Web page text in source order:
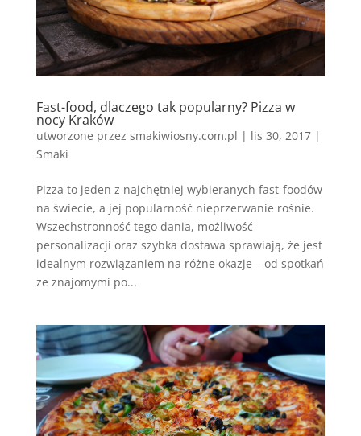
Fast-food, dlaczego tak popularny? Pizza w
nocy Kraków
utworzone przez smakiwiosny.com.pl | lis 30, 2017|
Smaki
Pizza to jeden z najchętniej wybieranych fast-foodów
na świecie, a jej popularność nieprzerwanie rośnie.
Wszechstronność tego dania, możliwość
personalizacji oraz szybka dostawa sprawiają, że jest
idealnym rozwiązaniem na różne okazje – od spotkań
ze znajomymi po...